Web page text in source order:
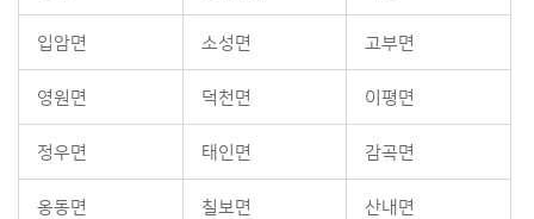
입암면 소성면 고부면
영원면 덕천면 이평면
정우면 태인면 감곡면
옹동면 칠보면 산내면